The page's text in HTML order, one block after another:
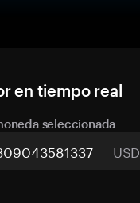
en tiempo real
seleccionada
USD